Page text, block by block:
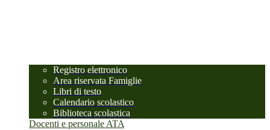
Registro elettronico
Area riservata Famiglie
Libri di testo
Calendario scolastico
Biblioteca scolastica
Docenti e personale ATA